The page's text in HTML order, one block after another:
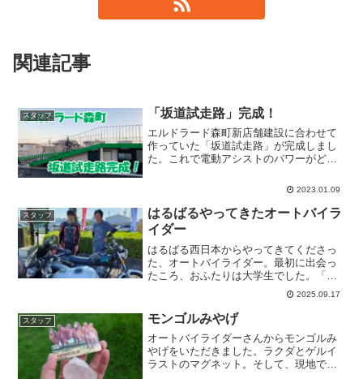
関連記事
スタッフ 「坂道試走路」完成！
エルドラード森町新店舗建設に合わせて
作っていた「坂道試走路」が完成しまし
た。これで電動アシストのパワーがどれ
関係者で試走した時の動画を置いておき
台、電動アシストのパ...
2023.01.09
スタッフ
はるばるやってきたオートバイラ
イダー
はるばる西日本からやってきてくださっ
た、オートバイライダー。最初に出会っ
たころ、おふたりは大学生でした。「も
う50歳ですよ！」笑顔は変わらず、オー
トバイ乗りのまま。とても、とても嬉し
い再会でした。ありがとうございまし
た！また、来て下さいね！
2025.09.17
スタッフ モンゴルみやげ
オートバイライダーさんからモンゴルみ
やげをいただきました。ラクダとゲルイ
ラストのマグネット。そして、現地でと